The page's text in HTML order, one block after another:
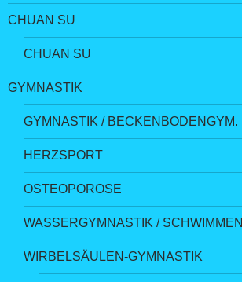
CHUAN SU
CHUAN SU
GYMNASTIK
GYMNASTIK / BECKENBODENGYM.
HERZSPORT
OSTEOPOROSE
WASSERGYMNASTIK / SCHWIMMEN
WIRBELSÄULEN-GYMNASTIK